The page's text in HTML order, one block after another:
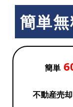
簡単
簡単
不動産売